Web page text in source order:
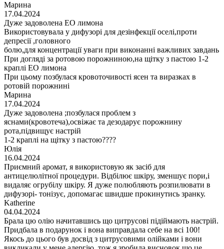
Марина
17.04.2024
Дуже задоволена ЕО лимона
Використовувала у дифузорі для дезінфекції оселі,проти
депресії ,головного
болю,для концентрації уваги при виконанні важливих завдань
При догляді за ротовою порожниною,на щітку з пастою 1-2
краплі ЕО лимона
При цьому позбулася кровоточивості ясен та виразках в
ротовій порожнині
Марина
17.04.2024
Дуже задоволена ;позбулася проблем з
яснами(кровотеча),освіжає та дезодарує порожнину
рота,підвищує настрій
1-2 краплі на щітку з пастою????
Юлія
16.04.2024
Приємний аромат, я використовую як засіб для
антицелюлітної процедури. Відбілює шкіру, зменшує пори,і
видаляє огрубілу шкіру. Я дуже полюбляють розпилювати в
дифузорі- тонізує, допомагає швидше прокинутись зранку.
Katherine
04.04.2024
Брала цю олію начитавшись що цитрусові підіймають настрій.
Придбала в подарунок і вона виправдала себе на всі 100!
Якось до цього був досвід з цитрусовими олійками і вони